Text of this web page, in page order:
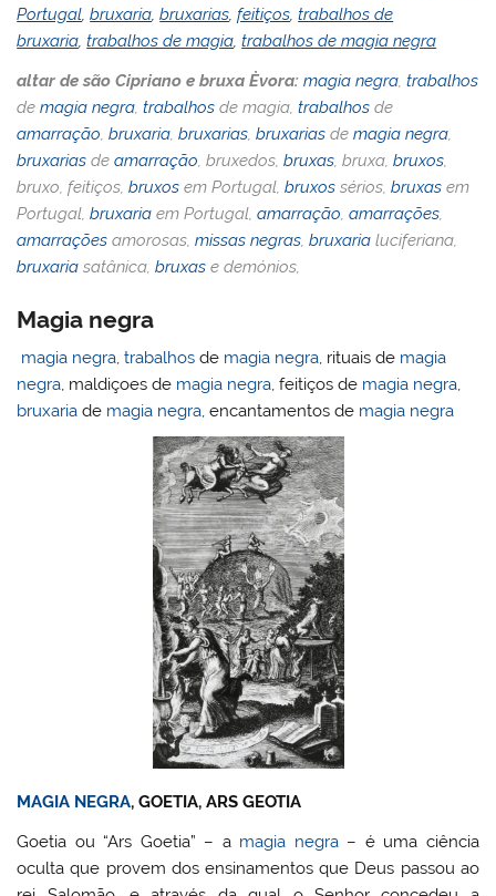
Portugal,bruxaria,bruxarias,feitiços,trabalhos de
bruxaria,trabalhos de magia,trabalhos de magia negra
altar de são Cipriano e bruxa Èvora: magia negra ,trabalhos
demagia negra ,trabalhos de magia,trabalhos de
amarração ,bruxaria ,bruxarias ,bruxarias demagia negra
bruxarias deamarração , bruxedos,bruxas , bruxa,bruxos
bruxo, feitiços,bruxos em Portugal,bruxos sérios,bruxas em
Portugal,bruxaria em Portugal,amarração ,amarrações
amarrações amorosas,missas negras ,bruxaria luciferiana,
bruxaria satânica,bruxas e demónios,
Magia negra
magia negra ,trabalhos de magia negra , rituais de magia
negra , maldiçoes de magia negra , feitiços de magia negra
bruxaria de magia negra , encantamentos de magia negra
MAGIA NEGRA, GOETIA, ARS GEOTIA
Goetia ou “Ars Goetia” – a magia negra– é uma ciência
oculta que provem dos ensinamentos que Deus passou ao